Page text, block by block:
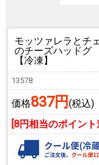
モッツァレラとチ
のチーズハッドグ
【冷凍】
13578
価格837円 (税込)
[8円相当のポイント